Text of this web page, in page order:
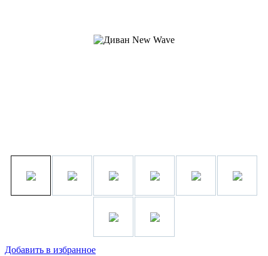
Добавить в избранное